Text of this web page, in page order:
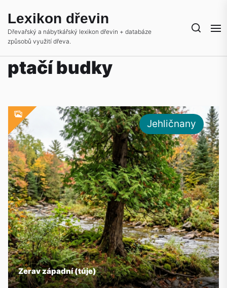
the
content
Lexikon dřevin
Dřevařský a nábytkářský lexikon dřevin + databáze
způsobů využití dřeva.
ptačí budky
Jehličnany
Zerav západní (túje)